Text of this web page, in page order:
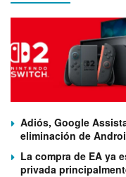
Adiós, Google
eliminación de
La compra de EA ya
privada